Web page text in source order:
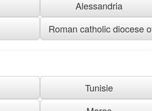
Alessandria
Roman catholic diocese
Tunisie